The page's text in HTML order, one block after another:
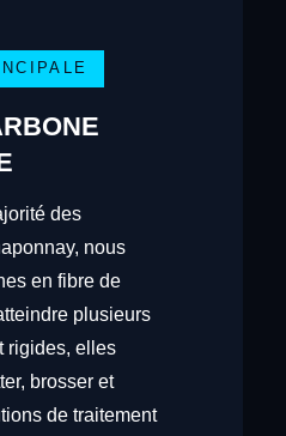
des
nous
en fibre de
plusieurs
rigides, elles
brosser et
de traitement